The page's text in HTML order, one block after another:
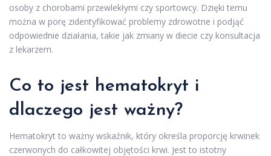
osoby z chorobami przewlekłymi czy sportowcy. Dzięki temu
można w porę zidentyfikować problemy zdrowotne i podjąć
odpowiednie działania, takie jak zmiany w diecie czy konsultacja
z lekarzem.
Co to jest hematokryt i
dlaczego jest ważny?
Hematokryt to ważny wskaźnik, który określa proporcję krwinek
czerwonych do całkowitej objętości krwi. Jest to istotny